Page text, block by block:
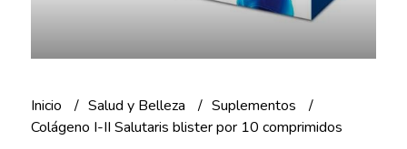
Inicio Salud y Belleza
Suplementos
Colágeno I-II Salutaris blister por 10 comprimidos